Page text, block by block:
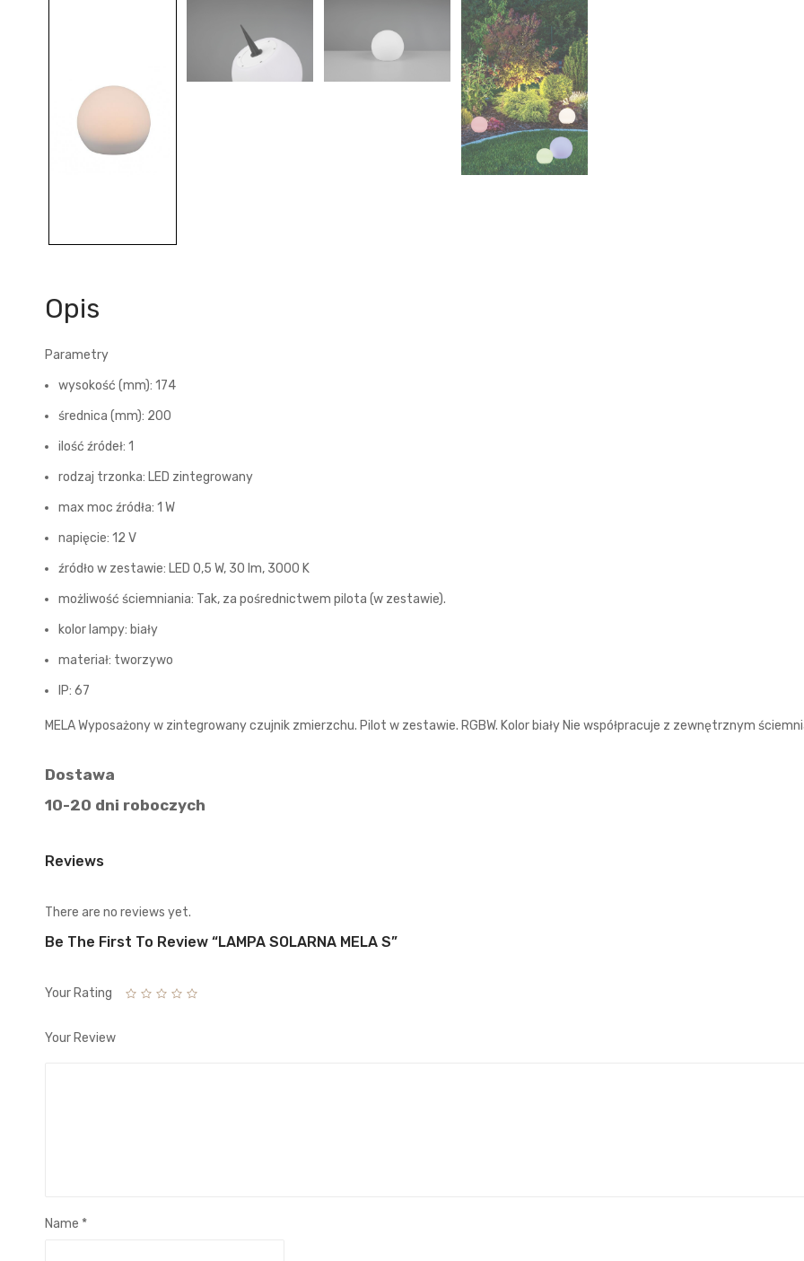
Opis
Parametry
wysokość (mm): 174
średnica (mm): 200
ilość źródeł: 1
rodzaj trzonka: LED zintegrowany
max moc źródła: 1 W
napięcie: 12 V
źródło w zestawie: LED 0,5 W, 30 lm, 3000 K
możliwość ściemniania: Tak, za pośrednictwem pilota (w zestawie).
kolor lampy: biały
materiał: tworzywo
IP: 67
MELA Wyposażony w zintegrowany czujnik zmierzchu. Pilot w zestawie. RGBW. Kolor biały Nie współpracuje z zewnętrznym
Dostawa
10-20 dni roboczych
Reviews
There are no reviews yet.
Be The First To Review “LAMPA SOLARNA MELA S”
Your Rating
Your Review
Name *